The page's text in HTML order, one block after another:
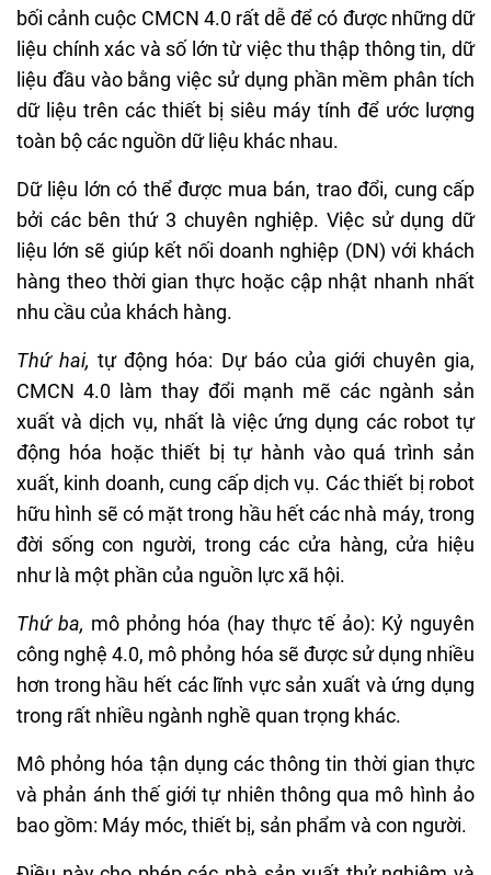
bối cảnh cuộc CMCN 4.0 rất dễ để có được những dữ
liệu chính xác và số lớn từ việc thu thập thông tin, dữ
liệu đầu vào bằng việc sử dụng phần mềm phân tích
dữ liệu trên các thiết bị siêu máy tính để ước lượng
toàn bộ các nguồn dữ liệu khác nhau.
Dữ liệu lớn có thể được mua bán, trao đổi, cung cấp
bởi các bên thứ 3 chuyên nghiệp. Việc sử dụng dữ
liệu lớn sẽ giúp kết nối doanh nghiệp (DN) với khách
hàng theo thời gian thực hoặc cập nhật nhanh nhất
nhu cầu của khách hàng.
Thứ hai,tự động hóa: Dự báo của giới chuyên gia,
CMCN 4.0 làm thay đổi mạnh mẽ các ngành sản
xuất và dịch vụ, nhất là việc ứng dụng các robot tự
động hóa hoặc thiết bị tự hành vào quá trình sản
xuất, kinh doanh, cung cấp dịch vụ. Các thiết bị robot
hữu hình sẽ có mặt trong hầu hết các nhà máy, trong
đời sống con người, trong các cửa hàng, cửa hiệu
như là một phần của nguồn lực xã hội.
Thứ ba, mô phỏng hóa (hay thực tế ảo): Kỷ nguyên
công nghệ 4.0, mô phỏng hóa sẽ được sử dụng nhiều
hơn trong hầu hết các lĩnh vực sản xuất và ứng dụng
trong rất nhiều ngành nghề quan trọng khác.
Mô phỏng hóa tận dụng các thông tin thời gian thực
và phản ánh thế giới tự nhiên thông qua mô hình ảo
bao gồm: Máy móc, thiết bị, sản phẩm và con người.